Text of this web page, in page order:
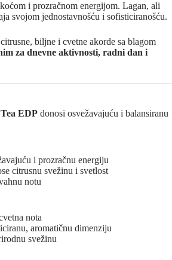
i prozračnom energijom. Lagan, ali
svojom jednostavnošću i sofisticiranošću.
biljne i cvetne akorde sa blagom
za dnevne aktivnosti, radni dan i
EDP donosi osvežavajuću i balansiranu
i prozračnu energiju
citrusnu svežinu i svetlost
notu
nota
aromatičnu dimenziju
svežinu